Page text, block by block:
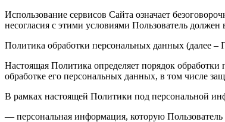
Использование сервисов Сайта означает
несогласия с этими условиями Пользователь должен
Политика обработки персональных данных (далее
Настоящая Политика определяет порядок
обработке его персональных данных, в том числе
В рамках настоящей Политики под персональной
— персональная информация, которую Пользователь